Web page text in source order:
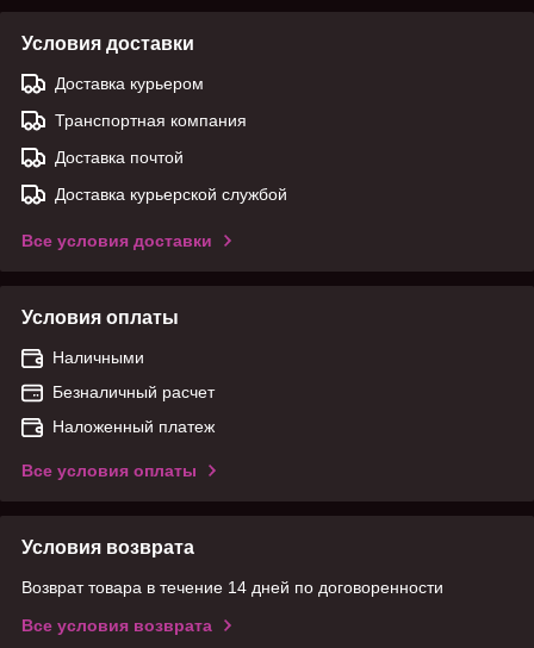
Условия доставки
Доставка курьером
Транспортная компания
Доставка почтой
Доставка курьерской службой
Все условия доставки
Условия оплаты
Наличными
Безналичный расчет
Наложенный платеж
Все условия оплаты
Условия возврата
Возврат товара в течение 14 дней по договоренности
Все условия возврата